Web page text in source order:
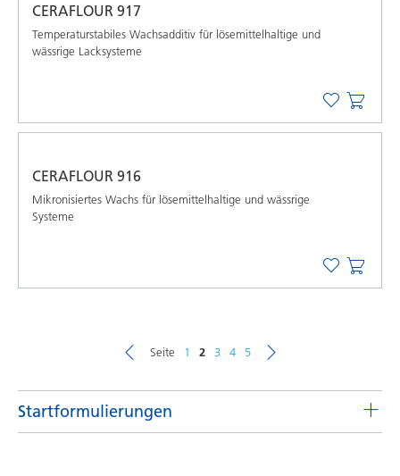
CERAFLOUR 917
Temperaturstabiles Wachsadditiv für lösemittelhaltige und
wässrige Lacksysteme
CERAFLOUR 916
Mikronisiertes Wachs für lösemittelhaltige und wässrige
Systeme
Seite 1 2 3 4 5
Startformulierungen